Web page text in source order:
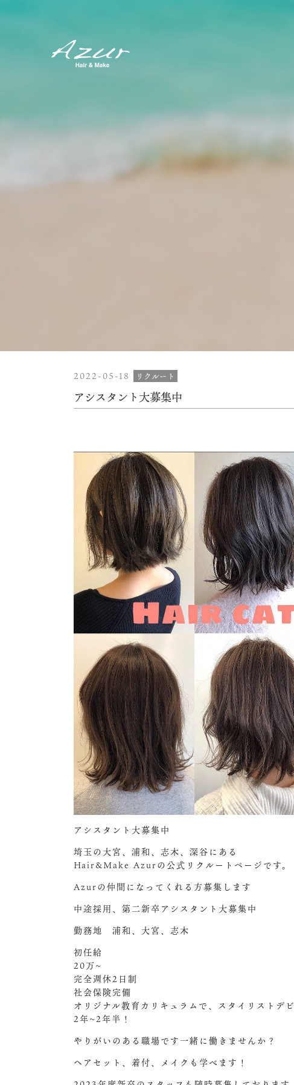
2022-05-18 リクルート
アシスタント大募集中️
アシスタント大募集中️
埼玉の大宮、浦和、志木、深谷にある
Hair&Make Azurの公式リクルートページです。
Azurの仲間になってくれる方募集します︎
中途採用、第二新卒アシスタント大募集中
勤務地 浦和、大宮、志木
初任給
20万~
完全週休2日制
社会保険完備
オリジナル教育カリキュラムで、スタイリストデ
2年~2年半！
やりがいのある職場です一緒に働きませんか？
ヘアセット、着付、メイクも学べます！